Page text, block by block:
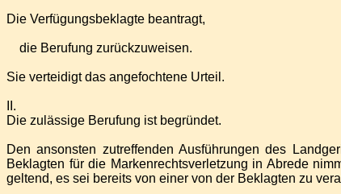
Die Verfügungsbeklagte beantragt,
die Berufung zurückzuweisen.
Sie verteidigt das angefochtene Urteil.
II.
Die zulässige Berufung ist begründet.
Den ansonsten zutreffenden Ausführungen des
Beklagten für die Markenrechtsverletzung in Abrede
geltend, es sei bereits von einer von der Beklagten zu